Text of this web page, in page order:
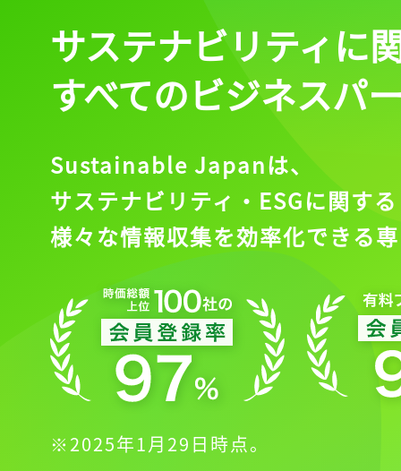
サステナビリティに
すべてのビジネスパ
Sustainable Japanは、
サステナビリティ・ESGに関する
様々な情報収集を効率化できる
※2025年1月29日時点。